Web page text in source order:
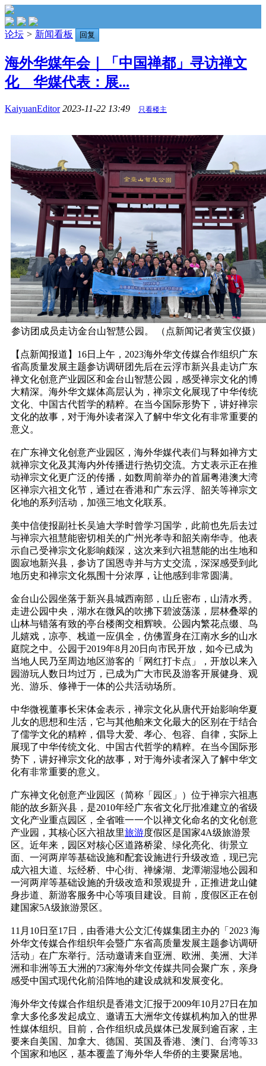
论坛 > 新闻看板 回复
海外华媒年会｜「中国禅都」寻访禅文
化 华媒代表：展...
KaiyuanEditor 2023-11-22 13:49 只看楼主
参访团成员走访金台山智慧公园。 （点新闻记者黄宝仪摄）
【点新闻报道】16日上午，2023海外华文传媒合作组织广东
省高质量发展主题参访调研团先后在云浮市新兴县走访广东
禅文化创意产业园区和金台山智慧公园，感受禅宗文化的博
大精深。海外华文媒体高层认为，禅宗文化展现了中华传统
文化、中国古代哲学的精粹。在当今国际形势下，讲好禅宗
文化的故事，对于海外读者深入了解中华文化有非常重要的
意义。
在广东禅文化创意产业园区，海外华媒代表们与释如禅方丈
就禅宗文化及其海内外传播进行热切交流。方丈表示正在推
动禅宗文化更广泛的传播，如数周前举办的首届粤港澳大湾
区禅宗六祖文化节，通过在香港和广东云浮、韶关等禅宗文
化地的系列活动，加强三地文化联系。
美中信使报副社长吴迪大学时曾学习国学，此前也先后去过
与禅宗六祖慧能密切相关的广州光孝寺和韶关南华寺。他表
示自己受禅宗文化影响颇深，这次来到六祖慧能的出生地和
圆寂地新兴县，参访了国恩寺并与方丈交流，深深感受到此
地历史和禅宗文化氛围十分浓厚，让他感到非常圆满。
金台山公园坐落于新兴县城西南部，山丘密布，山清水秀。
走进公园中央，湖水在微风的吹拂下碧波荡漾，层林叠翠的
山林与错落有致的亭台楼阁交相辉映。公园内繁花点缀、鸟
儿嬉戏，凉亭、栈道一应俱全，仿佛置身在江南水乡的山水
庭院之中。公园于2019年8月20日向市民开放，如今已成为
当地人民乃至周边地区游客的「网红打卡点」，开放以来入
园游玩人数日均过万，已成为广大市民及游客开展健身、观
光、游乐、修禅于一体的公共活动场所。
中华微视董事长宋体金表示，禅宗文化从唐代开始影响华夏
儿女的思想和生活，它与其他舶来文化最大的区别在于结合
了儒学文化的精粹，倡导大爱、孝心、包容、自律，实际上
展现了中华传统文化、中国古代哲学的精粹。在当今国际形
势下，讲好禅宗文化的故事，对于海外读者深入了解中华文
化有非常重要的意义。
广东禅文化创意产业园区（简称「园区」）位于禅宗六祖惠
能的故乡新兴县，是2010年经广东省文化厅批准建立的省级
文化产业重点园区，全省唯一一个以禅文化命名的文化创意
产业园，其核心区六祖故里旅游度假区是国家4A级旅游景
区。近年来，园区对核心区道路桥梁、绿化亮化、街景立
面、一河两岸等基础设施和配套设施进行升级改造，现已完
成六祖大道、坛经桥、中心街、禅缘湖、龙潭湖湿地公园和
一河两岸等基础设施的升级改造和景观提升，正推进龙山健
身步道、新游客服务中心等项目建设。目前，度假区正在创
建国家5A级旅游景区。
11月10日至17日，由香港大公文汇传媒集团主办的「2023 海
外华文传媒合作组织年会暨广东省高质量发展主题参访调研
活动」在广东举行。活动邀请来自亚洲、欧洲、美洲、大洋
洲和非洲等五大洲的73家海外华文传媒共同会聚广东，亲身
感受中国式现代化前沿阵地的建设成就和发展变化。
海外华文传媒合作组织是香港文汇报于2009年10月27日在加
拿大多伦多发起成立、邀请五大洲华文传媒机构加入的世界
性媒体组织。目前，合作组织成员媒体已发展到逾百家，主
要来自美国、加拿大、德国、英国及香港、澳门、台湾等33
个国家和地区，基本覆盖了海外华人华侨的主要聚居地。